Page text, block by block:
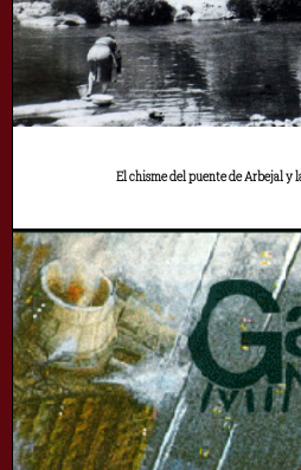
El chisme del puente de Arbejal y